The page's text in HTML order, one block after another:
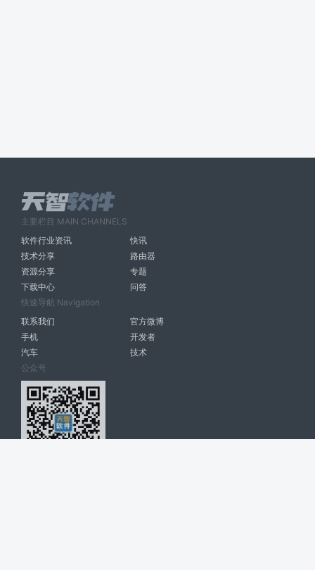
主要栏目 MAIN CHANNELS
软件行业资讯
快讯
技术分享
路由器
资源分享
专题
下载中心
问答
快速导航 Navigation
联系我们
官方微博
手机
开发者
汽车
技术
公众号